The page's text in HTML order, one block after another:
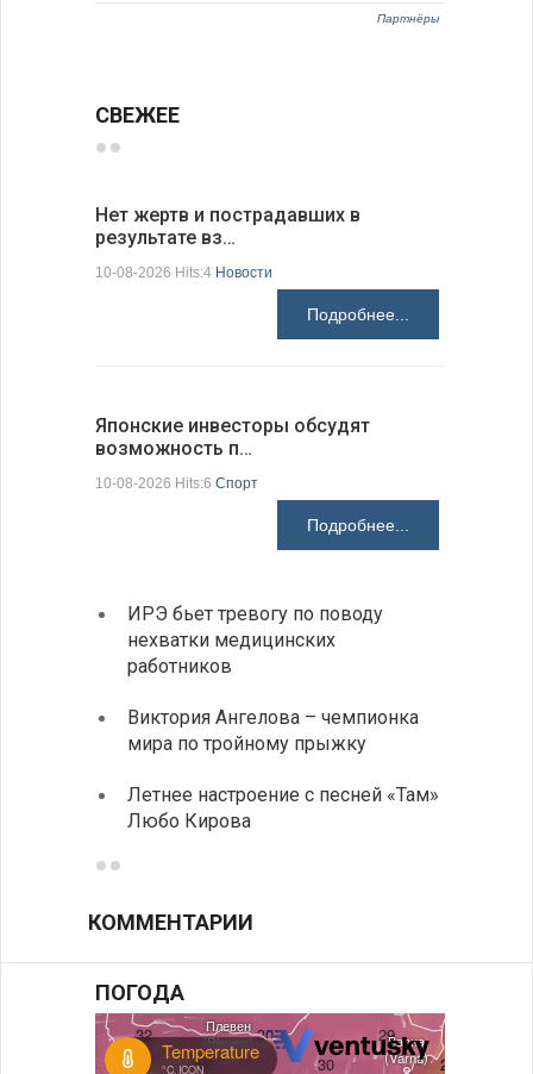
Партнёры
СВЕЖЕЕ
Нет жертв и пострадавших в
результате вз…
10-08-2026 Hits:4 Новости
Подробнее...
Японские инвесторы обсудят
возможность п…
10-08-2026 Hits:6 Спорт
Подробнее...
ИРЭ бьет тревогу по поводу
нехватки медицинских
работников
Виктория Ангелова – чемпионка
мира по тройному прыжку
Летнее настроение с песней «Там»
Любо Кирова
КОММЕНТАРИИ
ПОГОДА